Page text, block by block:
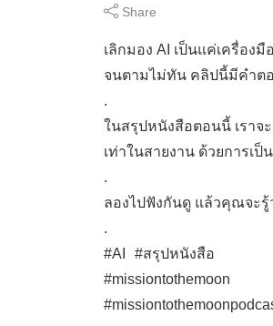
Share
เลิกมอง AI เป็นแค่เครื่อง
จนตามไม่ทัน คลิปนี้มีคำต
.
ในสรุปหนังสือตอนนี้ เราจ
เท่าในสายงาน ด้วยการเป็
.
ลองไปฟังกันดู แล้วคุณจะ
.
#AI #สรุปหนังสือ
#missiontothemoon